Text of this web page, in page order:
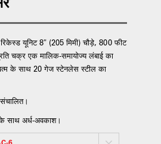
रिकेस्ड यूनिट 8" (205 मिमी) चौड़े, 800 फीट
चक्र एक मालिक-समायोज्य लंबाई का
के साथ 20 गेज स्टेनलेस स्टील का
संचालित।
साथ अर्ध-अवकाश।
6